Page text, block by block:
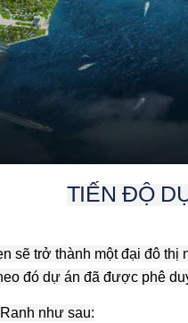
TIẾN ĐỘ
sẽ trở thành một đại đô
đó dự án đã được phê
như sau: